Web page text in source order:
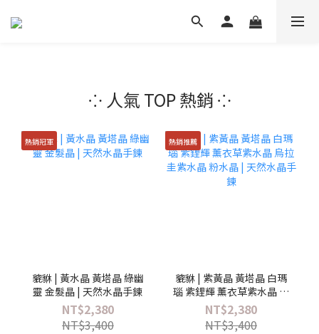
⁘ 人氣 TOP 熱銷 ⁘
熱銷冠軍
貔貅 | 黃水晶 黃塔晶 綠幽
靈 金髮晶 | 天然水晶手鍊
NT$2,380
NT$3,400
熱銷推薦
貔貅 | 紫黃晶 黃塔晶 白瑪
瑙 紫鋰輝 薰衣草紫水晶 烏
拉圭紫水晶 粉水晶 | 天然
水晶手鍊
NT$2,380
NT$3,400